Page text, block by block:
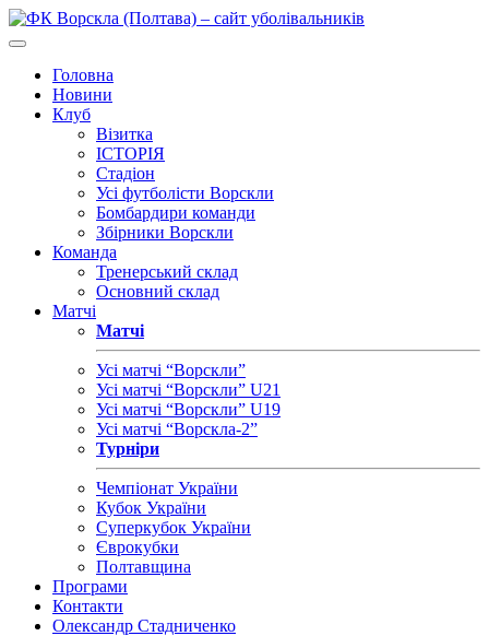
Головна
Новини
Клуб
Візитка
ІСТОРІЯ
Стадіон
Усі футболісти Ворскли
Бомбардири команди
Збірники Ворскли
Команда
Тренерський склад
Основний склад
Матчі
Матчі
Усі матчі “Ворскли”
Усі матчі “Ворскли” U21
Усі матчі “Ворскли” U19
Усі матчі “Ворскла-2”
Турніри
Чемпіонат України
Кубок України
Суперкубок України
Єврокубки
Полтавщина
Програми
Контакти
Олександр Стадниченко